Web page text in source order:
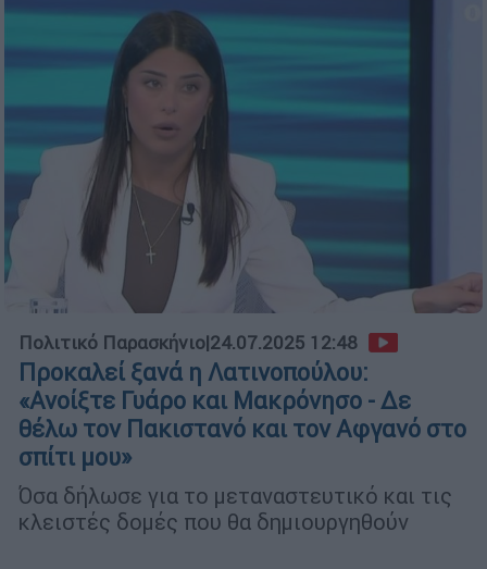
Πολιτικό Παρασκήνιο|24.07.2025 12:48
Προκαλεί ξανά η Λατινοπούλου:
«Ανοίξτε Γυάρο και Μακρόνησο - Δε
θέλω τον Πακιστανό και τον Αφγανό στο
σπίτι μου»
Όσα δήλωσε για το μεταναστευτικό και τις
κλειστές δομές που θα δημιουργηθούν